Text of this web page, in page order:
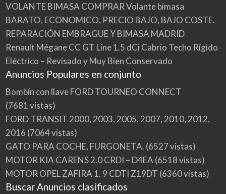
VOLANTE BIMASA COMPRAR Volante bimasa
BARATO, ECONOMICO, PRECIO BAJO, BAJO COSTE.
REPARACIÓN EMBRAGUE Y BIMASA MADRID
Renault Mégane CC GT Line 1.5 dCi Cabrio Techo Rígido
Eléctrico – Revisado y Muy Bien Conservado
Anuncios Populares en conjunto
Bombín con llave FORD TOURNEO CONNECT
(7681 vistas)
FORD TRANSIT 2000, 2003, 2005, 2007, 2010, 2012,
2016 (7064 vistas)
GATO PARA COCHE, FURGONETA. (6527 vistas)
MOTOR KIA CARENS 2.0 CRDI – D4EA (6518 vistas)
MOTOR OPEL ZAFIRA 1. 9 CDTI Z19DT (6360 vistas)
Buscar Anuncios clasificados